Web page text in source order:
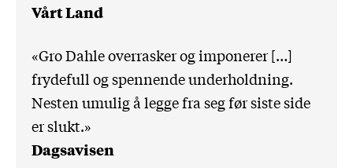
Vårt Land
«Gro Dahle overrasker og imponerer […]
frydefull og spennende underholdning.
Nesten umulig å legge fra seg før siste side
er slukt.»
Dagsavisen